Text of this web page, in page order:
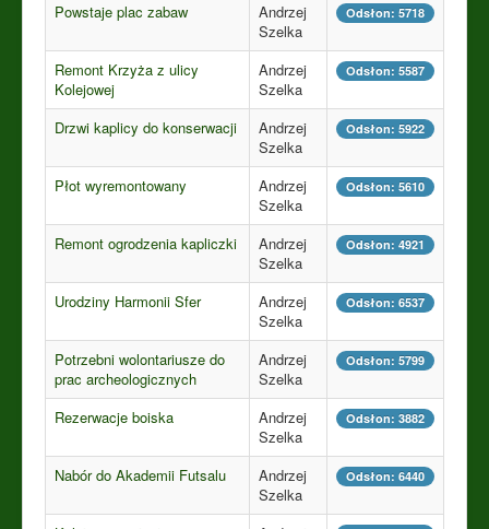
Powstaje plac zabaw
Andrzej
Szelka
Odsłon: 5718
Remont Krzyża z ulicy
Kolejowej
Andrzej
Szelka
Odsłon: 5587
Drzwi kaplicy do konserwacji
Andrzej
Szelka
Odsłon: 5922
Płot wyremontowany
Andrzej
Szelka
Odsłon: 5610
Remont ogrodzenia kapliczki
Andrzej
Szelka
Odsłon: 4921
Urodziny Harmonii Sfer
Andrzej
Szelka
Odsłon: 6537
Potrzebni wolontariusze do
prac archeologicznych
Andrzej
Szelka
Odsłon: 5799
Rezerwacje boiska
Andrzej
Szelka
Odsłon: 3882
Nabór do Akademii Futsalu
Andrzej
Szelka
Odsłon: 6440